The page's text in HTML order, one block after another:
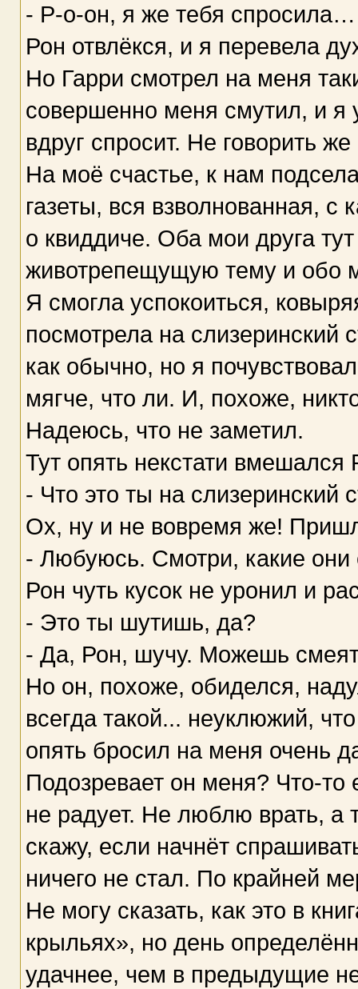
- Р-о-он, я же тебя спросила…
Рон отвлёкся, и я перевела
Но Гарри смотрел на меня
совершенно меня смутил, и я
вдруг спросит. Не говорить
На моё счастье, к нам
газеты, вся взволнованная,
о квиддиче. Оба мои друга
животрепещущую тему и обо
Я смогла успокоиться,
посмотрела на
как обычно, но я
мягче, что ли. И, похоже,
Надеюсь, что не заметил.
Тут опять некстати вмешался
- Что это ты на слизеринский
Ох, ну и не вовремя же!
- Любуюсь. Смотри, какие они
Рон чуть кусок не уронил и
- Это ты шутишь, да?
- Да, Рон, шучу. Можешь
Но он, похоже, обиделся,
всегда такой... неуклюжий,
опять бросил на меня очень
Подозревает он меня? Что-то
не радует. Не люблю врать, а
скажу, если начнёт
ничего не стал. По крайней
Не могу сказать, как это в
крыльях», но день
удачнее, чем в предыдущие